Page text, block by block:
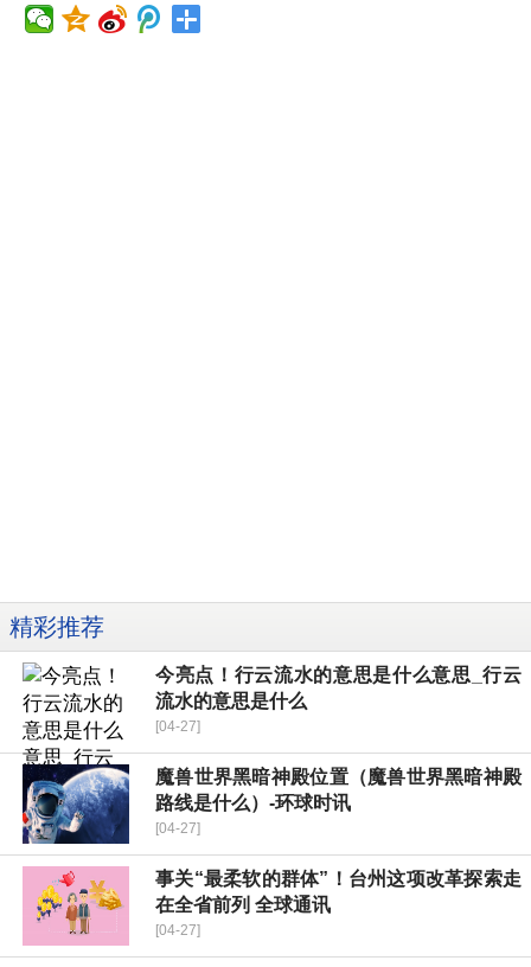
精彩推荐
今亮点！行云流水的意思是什么意思_行云
流水的意思是什么
[04-27]
魔兽世界黑暗神殿位置（魔兽世界黑暗神殿
路线是什么）-环球时讯
[04-27]
事关“最柔软的群体”！台州这项改革探索走
在全省前列 全球通讯
[04-27]